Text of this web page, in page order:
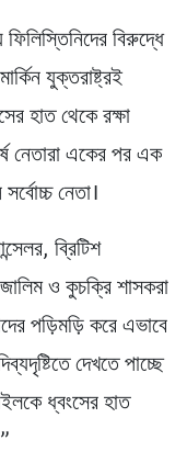
বিরুদ্ধে
যুক্তরাষ্ট্রই
হাত থেকে রক্ষা
নেতারা একের পর এক
নেতা।
ব্রিটিশ
ও কুচক্রি শাসকরা
পড়িমড়ি করে এভাবে
দেখতে পাচ্ছে
ধ্বংসের হাত